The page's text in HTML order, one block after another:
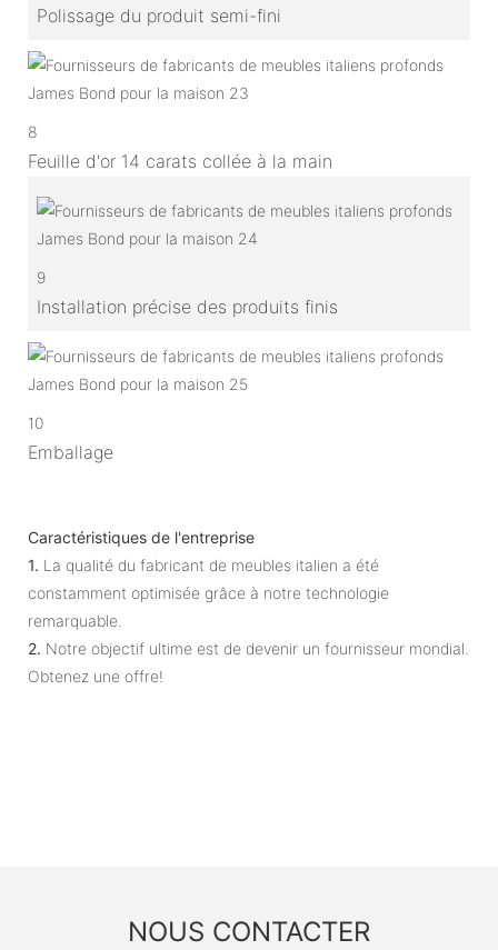
Polissage du produit semi-fini
8
Feuille d'or 14 carats collée à la main
9
Installation précise des produits finis
10
Emballage
Caractéristiques de l'entreprise
1. La qualité du fabricant de meubles italien a été
constamment optimisée grâce à notre technologie
remarquable.
2. Notre objectif ultime est de devenir un fournisseur mondial.
Obtenez une offre!
NOUS CONTACTER